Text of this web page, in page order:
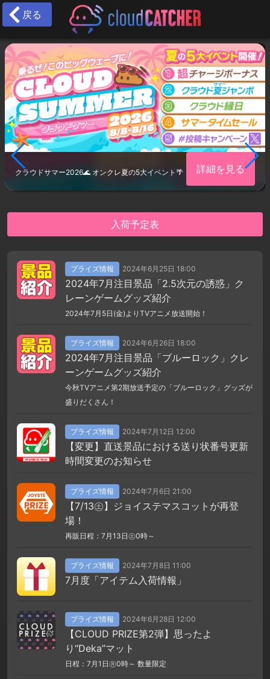
戻る
クラウドサマー2026🌊 オンクレ夏の5大イベント🌴 詳細を見る
入荷予定表
プライズ情報 2024年6月25日 18:00
2024年7月注目景品「2.5次元の誘惑」ク
レーンゲームグッズ紹介
2024年7月5日(金)よりTVアニメ放送開始！
プライズ情報 2024年6月26日 18:00
2024年7月注目景品「ブルーロック」クレ
ーンゲームグッズ紹介
今秋TVアニメ第2期放送予定の「ブルーロック」グッズが
盛りだくさん！
プライズ情報 2024年7月12日 12:00
【変更】直送景品における送り状番号更新
時間変更のお知らせ
プライズ情報 2024年7月6日 21:00
【7/13㊏】ジョイステマスコットが再登
場！
再販日程：7月13日㊏0時～
プライズ情報 2024年7月8日 11:00
7月度「アイテム入荷情報」
プライズ情報 2024年6月28日 12:00
【CLOUD PRIZE第2弾】思ったよ
り“Deka”マット
日程：7月1日㊊0時～ 数量限定